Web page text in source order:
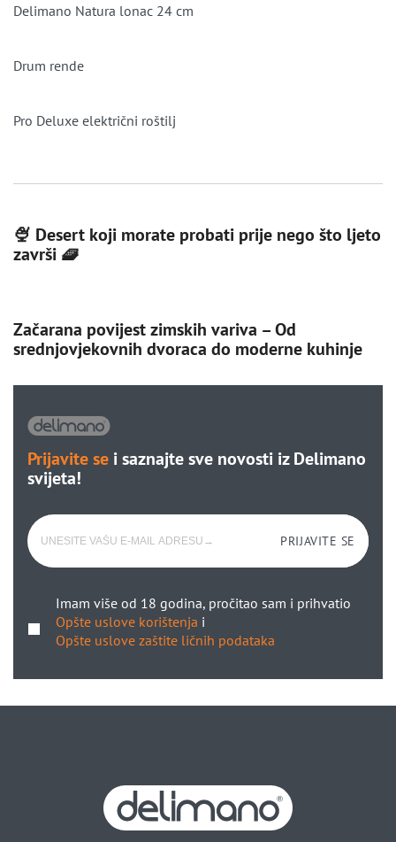
Delimano Natura lonac 24 cm
Drum rende
Pro Deluxe električni roštilj
🍨 Desert koji morate probati prije nego što ljeto
završi 🧇
Začarana povijest zimskih variva – Od
srednjovjekovnih dvoraca do moderne kuhinje
Prijavite se i saznajte sve novosti iz Delimano
svijeta!
PRIJAVITE SE
Imam više od 18 godina, pročitao sam i prihvatio
Opšte uslove korištenja i
Opšte uslove zaštite ličnih podataka